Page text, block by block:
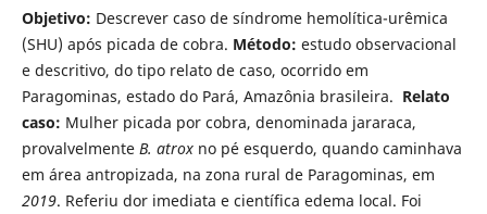
Objetivo: Descrever caso de síndrome hemolítica-urêmica
(SHU) após picada de cobra. Método: estudo observacional
e descritivo, do tipo relato de caso, ocorrido em
Paragominas, estado do Pará, Amazônia brasileira. Relato
caso: Mulher picada por cobra, denominada jararaca,
provalvelmente B. atroxno pé esquerdo, quando caminhava
em área antropizada, na zona rural de Paragominas, em
2019. Referiu dor imediata e científica edema local. Foi